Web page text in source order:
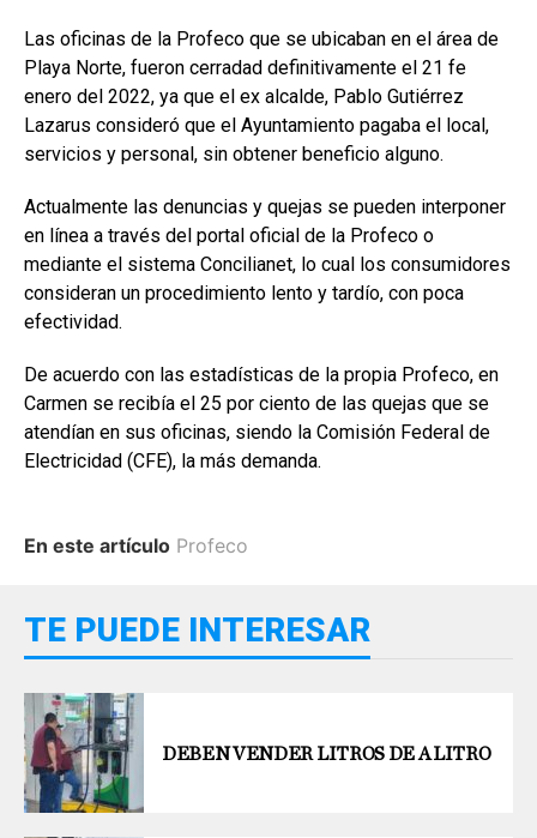
Las oficinas de la Profeco que se ubicaban en el área de
Playa Norte, fueron cerradad definitivamente el 21 fe
enero del 2022, ya que el ex alcalde, Pablo Gutiérrez
Lazarus consideró que el Ayuntamiento pagaba el local,
servicios y personal, sin obtener beneficio alguno.
Actualmente las denuncias y quejas se pueden interponer
en línea a través del portal oficial de la Profeco o
mediante el sistema Concilianet, lo cual los consumidores
consideran un procedimiento lento y tardío, con poca
efectividad.
De acuerdo con las estadísticas de la propia Profeco, en
Carmen se recibía el 25 por ciento de las quejas que se
atendían en sus oficinas, siendo la Comisión Federal de
Electricidad (CFE), la más demanda.
En este artículo Profeco
TE PUEDE INTERESAR
DEBEN VENDER LITROS DE A LITRO